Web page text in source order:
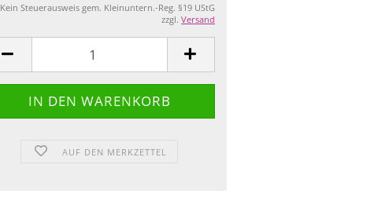
Kein Steuerausweis gem. Kleinuntern.-Reg. §19 UStG
zzgl. Versand
AUF DEN MERKZETTEL